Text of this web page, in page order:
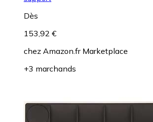
Dès
153,92 €
chez Amazon.fr Marketplace
+3 marchands